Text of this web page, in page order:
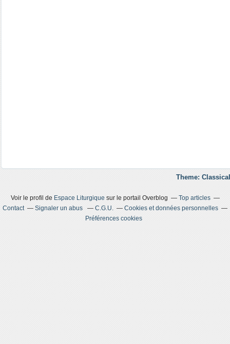
Theme:
Voir le profil de Espace Liturgiquesur le portail Overblog
Top articles
Contact
Signaler un abus C.G.U.
Cookies et données personnelles
Préférences cookies